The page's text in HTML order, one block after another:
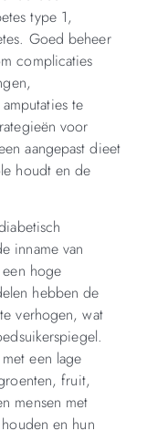
type 1,
Goed beheer
complicaties
te
voor
aangepast dieet
houdt en de
inname van
hoge
hebben de
verhogen, wat
een lage
fruit,
mensen met
en hun